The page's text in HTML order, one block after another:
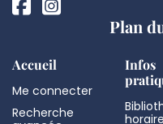
Plan
Accueil
Me connecter
Recherche
Infos